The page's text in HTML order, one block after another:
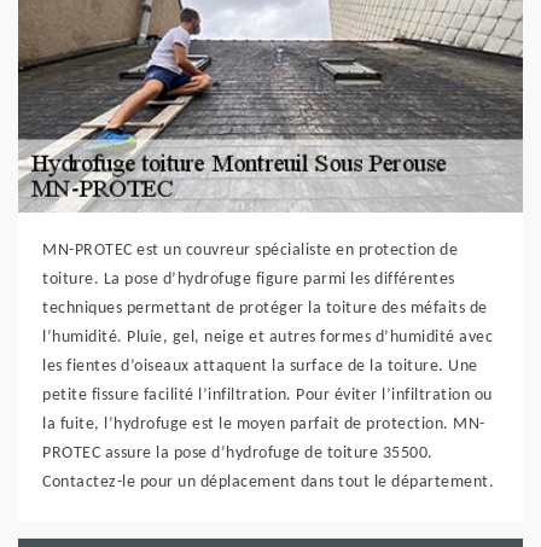
MN-PROTEC est un couvreur spécialiste en protection de
toiture. La pose d’hydrofuge figure parmi les différentes
techniques permettant de protéger la toiture des méfaits de
l’humidité. Pluie, gel, neige et autres formes d’humidité avec
les fientes d’oiseaux attaquent la surface de la toiture. Une
petite fissure facilité l’infiltration. Pour éviter l’infiltration ou
la fuite, l’hydrofuge est le moyen parfait de protection. MN-
PROTEC assure la pose d’hydrofuge de toiture 35500.
Contactez-le pour un déplacement dans tout le département.